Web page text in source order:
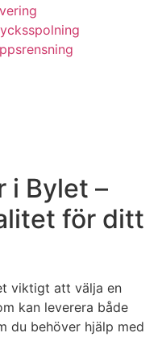
i Bylet –
för ditt
viktigt att välja en
kan leverera både
du behöver hjälp med